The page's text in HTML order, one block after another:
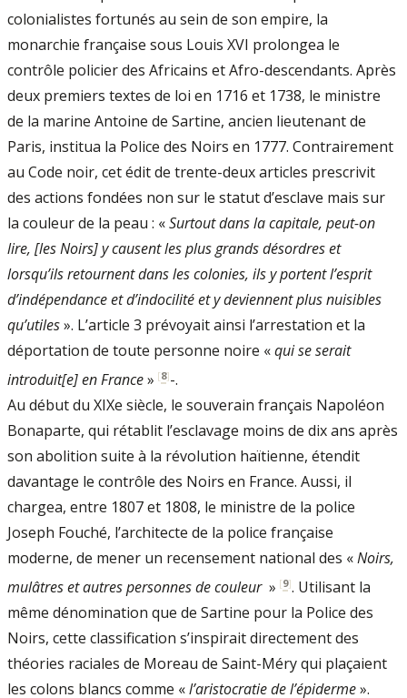
colonialistes fortunés au sein de son empire, la
monarchie française sous Louis XVI prolongea le
contrôle policier des Africains et Afro-descendants. Après
deux premiers textes de loi en 1716 et 1738, le ministre
de la marine Antoine de Sartine, ancien lieutenant de
Paris, institua la Police des Noirs en 1777. Contrairement
au Code noir, cet édit de trente-deux articles prescrivit
des actions fondées non sur le statut d’esclave mais sur
la couleur de la peau : «Surtout dans la capitale, peut-on
lire, [les Noirs] y causent les plus grands désordres et
lorsqu’ils retournent dans les colonies, ils y portent l’esprit
d’indépendance et d’indocilité et y deviennent plus nuisibles
qu’utiles». L’article 3 prévoyait ainsi l’arrestation et la
déportation de toute personne noire «qui se serait
introduit[e] en France» [8]-.
Au début du XIXe siècle, le souverain français Napoléon
Bonaparte, qui rétablit l’esclavage moins de dix ans après
son abolition suite à la révolution haïtienne, étendit
davantage le contrôle des Noirs en France. Aussi, il
chargea, entre 1807 et 1808, le ministre de la police
Joseph Fouché, l’architecte de la police française
moderne, de mener un recensement national des «Noirs,
mulâtres et autres personnes de couleur » [9]. Utilisant la
même dénomination que de Sartine pour la Police des
Noirs, cette classification s’inspirait directement des
théories raciales de Moreau de Saint-Méry qui plaçaient
les colons blancs comme «l’aristocratie de l’épiderme».